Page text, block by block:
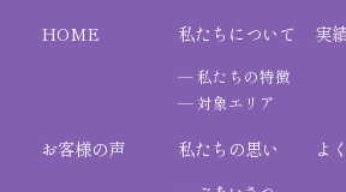
HOME 私たちについて
私たちの特徴
対象エリア
実
お客様の声 私たちの思い よ